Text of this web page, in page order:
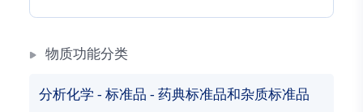
物质功能分类
分析化学 - 标准品 - 药典标准品和杂质标准品